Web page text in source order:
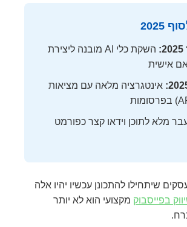
2025
השקת כלי AI מובנה ליצירת
אישית
אינטגרציה מלאה עם מציאות
מלא לתוכן וידאו קצר כפורמט
שיתחילו להתכונן עכשיו יהיו אלה
בפייסבוק מקצועי הוא לא יותר